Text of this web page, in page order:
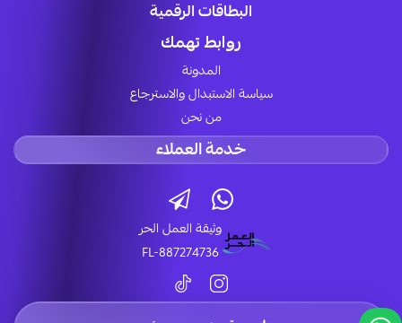
البطاقات الرقمية
روابط تهمك
المدونة
سياسة الاستبدال والاسترجاع
من نحن
خدمة العملاء
وثيقة العمل الحر
FL-887274736